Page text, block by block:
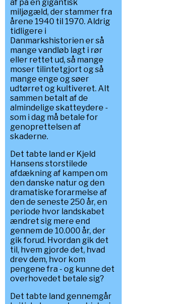
af på en gigantisk
miljøgæld, der stammer fra
årene 1940 til 1970. Aldrig
tidligere i
Danmarkshistorien er så
mange vandløb lagt i rør
eller rettet ud, så mange
moser tilintetgjort og så
mange enge og søer
udtørret og kultiveret. Alt
sammen betalt af de
almindelige skatteydere -
som i dag må betale for
genoprettelsen af
skaderne.
Det tabte land er Kjeld
Hansens storstilede
afdækning af kampen om
den danske natur og den
dramatiske forarmelse af
den de seneste 250 år, en
periode hvor landskabet
ændret sig mere end
gennem de 10.000 år, der
gik forud. Hvordan gik det
til, hvem gjorde det, hvad
drev dem, hvor kom
pengene fra - og kunne det
overhovedet betale sig?
Det tabte land gennemgår